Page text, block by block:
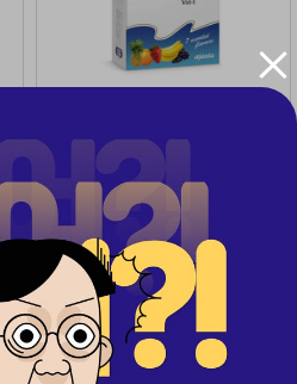
1+1 이벤트 적용 2박스(14포)
구매 2,150
50% 198,000
99,000원
레비트라 1+1 2병(60정)
1+1